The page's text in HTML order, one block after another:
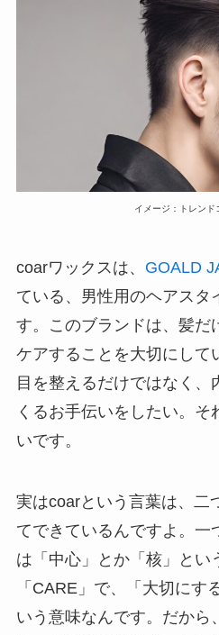
イメージ：トレンド
coarワックスは、 GOALD
ている、男性用のヘアスタ
す。このブランドは、髪だ
ケアすることを大切にして
目を整えるだけではなく、
くるお手伝いをしたい。そ
いです。
実はcoarという言葉は、二
てできているんですよ。一
は「中心」とか「核」とい
「CARE」で、「大切にす
いう意味なんです。だから